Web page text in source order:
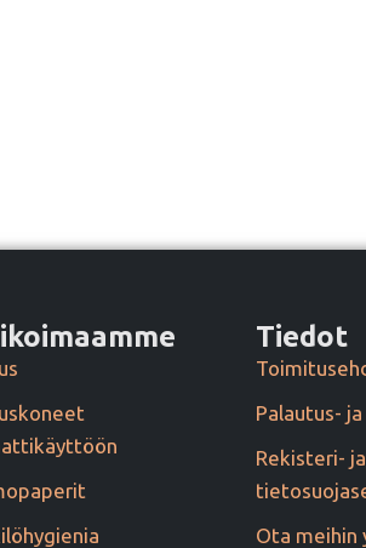
Tiedot
Palautus-
Rekisteri- ja
Ota meihin